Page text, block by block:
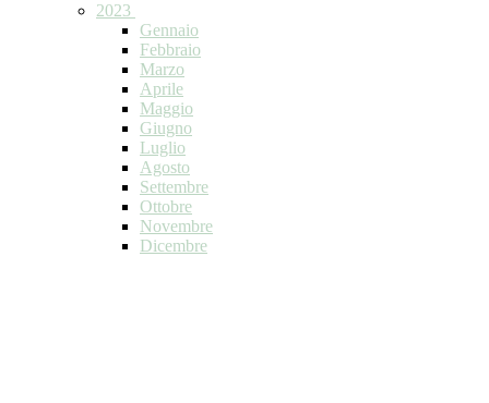
2023
Gennaio
Febbraio
Marzo
Aprile
Maggio
Giugno
Luglio
Agosto
Settembre
Ottobre
Novembre
Dicembre